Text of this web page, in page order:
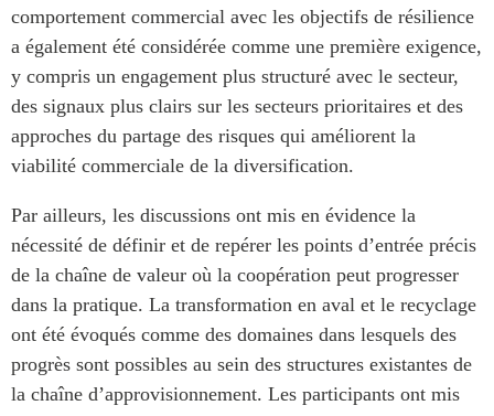
comportement commercial avec les objectifs de résilience
a également été considérée comme une première exigence,
y compris un engagement plus structuré avec le secteur,
des signaux plus clairs sur les secteurs prioritaires et des
approches du partage des risques qui améliorent la
viabilité commerciale de la diversification.
Par ailleurs, les discussions ont mis en évidence la
nécessité de définir et de repérer les points d’entrée précis
de la chaîne de valeur où la coopération peut progresser
dans la pratique. La transformation en aval et le recyclage
ont été évoqués comme des domaines dans lesquels des
progrès sont possibles au sein des structures existantes de
la chaîne d’approvisionnement. Les participants ont mis